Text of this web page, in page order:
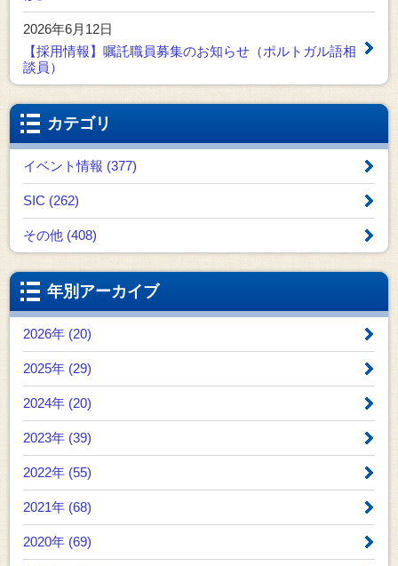
2026年6月12日
【採用情報】嘱託職員募集のお知らせ（ポルトガル語相
談員）
カテゴリ
イベント情報 (377)
SIC (262)
その他 (408)
年別アーカイブ
2026年 (20)
2025年 (29)
2024年 (20)
2023年 (39)
2022年 (55)
2021年 (68)
2020年 (69)